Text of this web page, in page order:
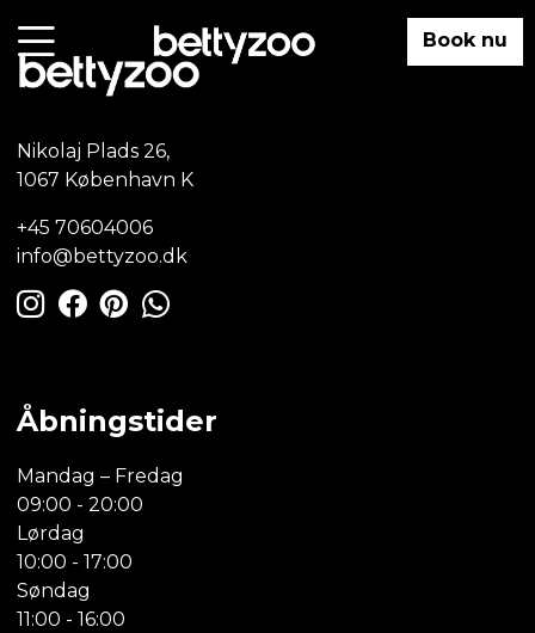
Book nu
Nikolaj Plads 26,
1067 København K
+45 70604006
info@bettyzoo.dk
Åbningstider
Mandag – Fredag
09:00 - 20:00
Lørdag
10:00 - 17:00
Søndag
11:00 - 16:00